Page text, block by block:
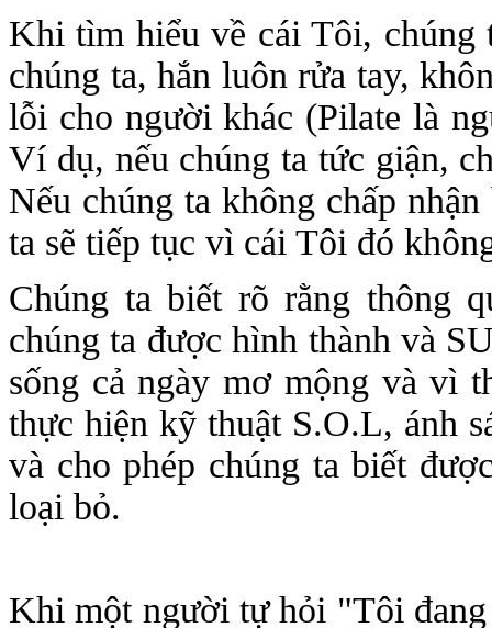
Khi tìm hiểu về cái Tôi, chúng
chúng ta, hắn luôn rửa tay,
lỗi cho người khác (Pilate là
Ví dụ, nếu chúng ta tức giận,
Nếu chúng ta không chấp
ta sẽ tiếp tục vì cái Tôi đó
Chúng ta biết rõ rằng thông
chúng ta được hình thành và
sống cả ngày mơ mộng và vì
thực hiện kỹ thuật S.O.L, ánh
và cho phép chúng ta biết
loại bỏ.
Khi một người tự hỏi "Tôi